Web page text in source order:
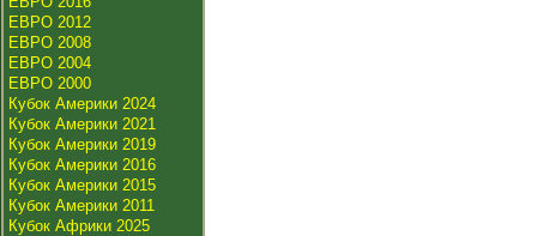
ЕВРО 2012
ЕВРО 2008
ЕВРО 2004
ЕВРО 2000
Кубок Америки 2024
Кубок Америки 2021
Кубок Америки 2019
Кубок Америки 2016
Кубок Америки 2015
Кубок Америки 2011
Кубок Африки 2025